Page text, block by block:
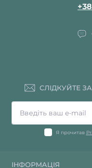
СЛІДКУЙТЕ
Я прочитав
ІНФОРМАЦІЯ